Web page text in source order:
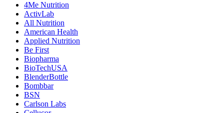
4Me Nutrition
ActivLab
All Nutrition
American Health
Applied Nutrition
Be First
Biopharma
BioTechUSA
BlenderBottle
Bombbar
BSN
Carlson Labs